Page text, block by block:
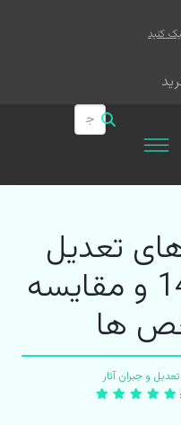
کنید
تعدیل
سال 1404 و مقایسه
ها
تعدیل و جبران آثار